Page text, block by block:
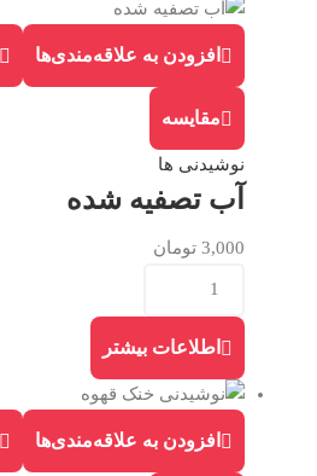
افزودن به علاقه‌مندی‌ها
مقایسه
نوشیدنی ها
آب تصفیه شده
3,000 تومان
اطلاعات بیشتر
افزودن به علاقه‌مندی‌ها